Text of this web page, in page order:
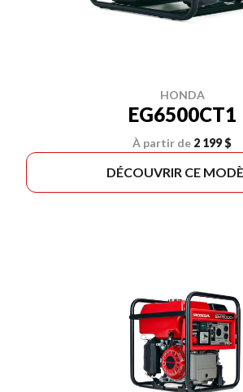
HONDA
EG6500CT1
À partir de 2 199 $
DÉCOUVRIR CE